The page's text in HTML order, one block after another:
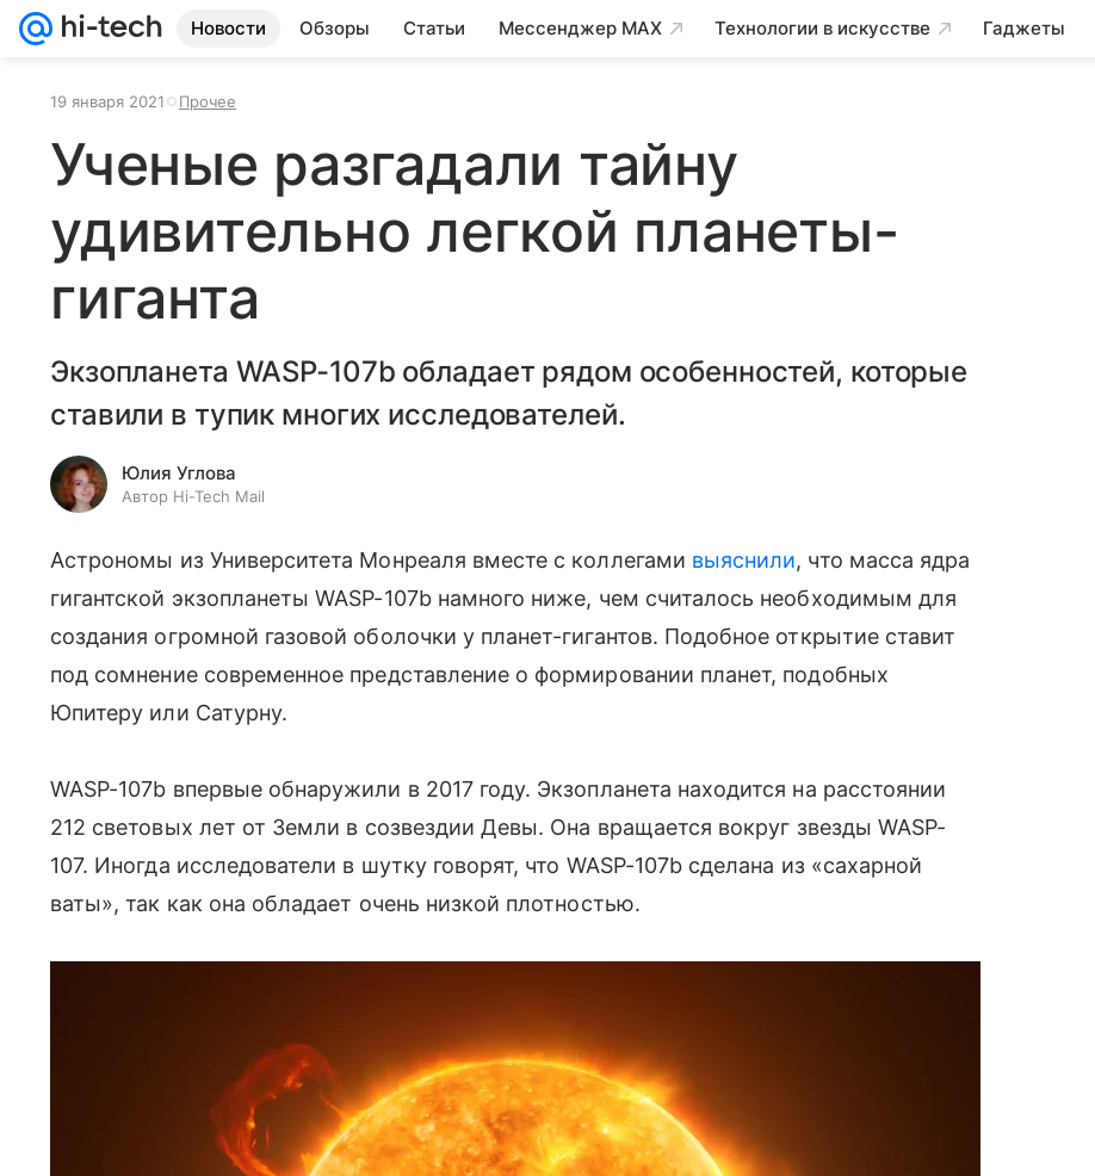
Новости Обзоры Статьи Мессенджер MAX Технологии в искусстве Гаджеты
19 января 2021 Прочее
Ученые разгадали тайну
удивительно легкой планеты-
гиганта
Экзопланета WASP-107b обладает рядом особенностей, которые
ставили в тупик многих исследователей.
Юлия Углова
Автор Hi-Tech Mail
Астрономы из Университета Монреаля вместе с коллегами выяснили, что масса ядра
гигантской экзопланеты WASP-107b намного ниже, чем считалось необходимым для
создания огромной газовой оболочки у планет-гигантов. Подобное открытие ставит
под сомнение современное представление о формировании планет, подобных
Юпитеру или Сатурну.
WASP-107b впервые обнаружили в 2017 году. Экзопланета находится на расстоянии
212 световых лет от Земли в созвездии Девы. Она вращается вокруг звезды WASP-
107. Иногда исследователи в шутку говорят, что WASP-107b сделана из «сахарной
ваты», так как она обладает очень низкой плотностью.